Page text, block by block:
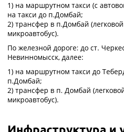
1) на маршрутном такси (с
на такси до п.Домбай;
2) трансфер в п.Домбай
микроавтобус).
По железной дороге: до ст.
Невинномысск, далее:
1) на маршрутном такси до
п.Домбай;
2) трансфер в п. Домбай
микроавтобус).